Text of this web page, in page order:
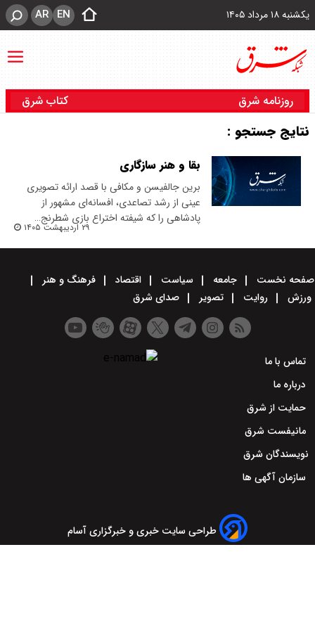
یکشنبه ۱۸ مرداد ۱۴۰۵ EN
AR
روزنامه شرق کتاب شرق
نتایج جستجو :
بقا و هنر سازگاری
برین جالفیسن و مکافی با قصد ارائه تصویری
عینی از رشد تصاعدی، افسانه‌ای مشهور از
پادشاهی را که شیفته اختراع بازی شطرنج…
۲۹ اردیبهشت ۱۴۰۵
صفحه نخست جامعه سیاست اقتصاد
فرهنگ و هنر
ورزش
روایت تصویر صدای شرق
تماس با ما
درباره ما
حمایت از شرق
مانیفست شرق
نویسندگان شرق
سازمان آگهی ها
طراحی سایت خبری و خبرگزاری آسام